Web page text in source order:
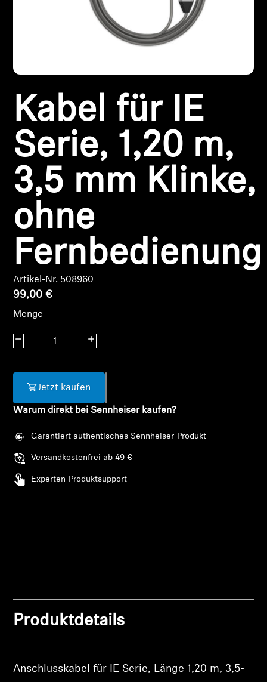
Kopfhörer-Ersatzteile & Zubehör
Hearing
TV-Kopfhörer
Ressourcen zum Thema Hören
Original-Hörteile & Zubehör
Soundbars
AMBEO Ersatzteile & Zubehör
Entdecken
Über uns
Soundspace
Kabel für IE
Serie, 1,20 m,
3,5 mm Klinke,
ohne
Fernbedienung
Artikel-Nr. 508960
99,00 €
Menge
Menge verringern Menge erhöhen
Jetzt kaufen
Warum direkt bei Sennheiser kaufen?
Garantiert authentisches Sennheiser-Produkt
Versandkostenfrei ab 49 €
Experten-Produktsupport
Produktdetails
Anschlusskabel für IE Serie, Länge 1,20 m, 3,5-